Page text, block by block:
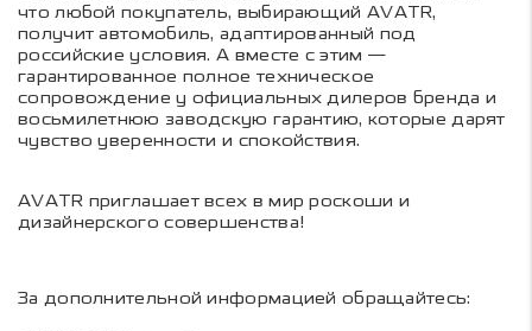
что любой покупатель, выбирающий AVATR,
получит автомобиль, адаптированный под
российские условия. А вместе с этим —
гарантированное полное техническое
сопровождение у официальных дилеров бренда и
восьмилетнюю заводскую гарантию, которые дарят
чувство уверенности и спокойствия.
AVATR приглашает всех в мир роскоши и
дизайнерского совершенства!
За дополнительной информацией обращайтесь: